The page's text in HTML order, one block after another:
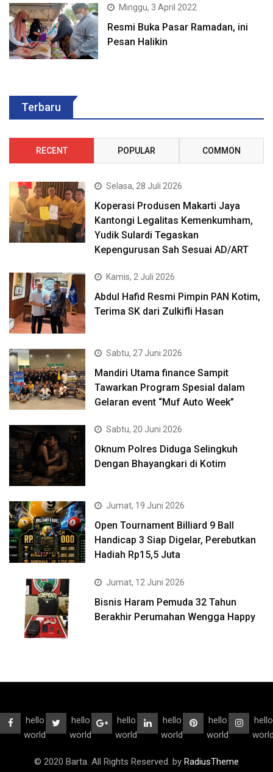
Minggu, 3 April 2022
Resmi Buka Pasar Ramadan, ini
Pesan Halikin
Terbaru
RECENT POPULAR COMMON
Selasa, 28 Juli 2026
Koperasi Produsen Makarti Jaya
Kantongi Legalitas Kemenkumham,
Yudik Sulardi Tegaskan
Kepengurusan Sah Sesuai AD/ART
Kamis, 2 Juli 2026
Abdul Hafid Resmi Pimpin PAN Kotim,
Terima SK dari Zulkifli Hasan
Sabtu, 27 Juni 2026
Mandiri Utama finance Sampit
Tawarkan Program Spesial dalam
Gelaran event “Muf Auto Week”
Sabtu, 20 Juni 2026
Oknum Polres Diduga Selingkuh
Dengan Bhayangkari di Kotim
Jumat, 19 Juni 2026
Open Tournament Billiard 9 Ball
Handicap 3 Siap Digelar, Perebutkan
Hadiah Rp15,5 Juta
Jumat, 12 Juni 2026
Bisnis Haram Pemuda 32 Tahun
Berakhir Perumahan Wengga Happy
hello
world
hello
world
hello
world
hello
world
hello
world
hello
© 2020 Barta. All Rights Reserved. by RadiusTheme